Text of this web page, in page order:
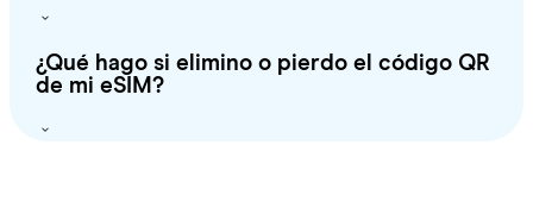
¿Qué hago si elimino o pierdo el código QR
de mi eSIM?